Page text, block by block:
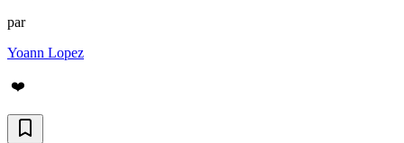
par
Yoann Lopez
❤️